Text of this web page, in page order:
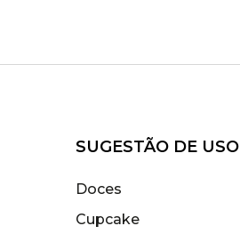
SUGESTÃO DE USO
Doces
Cupcake